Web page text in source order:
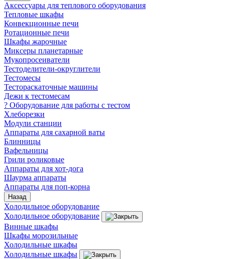
Аксессуары для теплового оборудования
Тепловые шкафы
Конвекционные печи
Ротационные печи
Шкафы жарочные
Миксеры планетарные
Мукопросеиватели
Тестоделители-округлители
Тестомесы
Тестораскаточные машины
Дежи к тестомесам
? Оборудование для работы с тестом
Хлеборезки
Модули станции
Аппараты для сахарной ваты
Блинницы
Вафельницы
Грили роликовые
Аппараты для хот-дога
Шаурма аппараты
Аппараты для поп-корна
Назад
Холодильное оборудование
Холодильное оборудование
Винные шкафы
Шкафы морозильные
Холодильные шкафы
Холодильные шкафы